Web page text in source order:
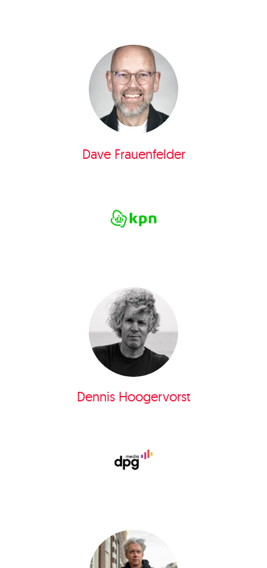
Dave Frauenfelder
Dennis Hoogervorst